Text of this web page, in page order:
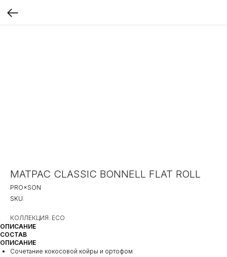
МАТРАС CLASSIC BONNELL FLAT ROLL
PRO×SON
SKU:
КОЛЛЕКЦИЯ: ECO
ОПИСАНИЕ
СОСТАВ
ОПИСАНИЕ
Сочетание кокосовой койры и ортофом